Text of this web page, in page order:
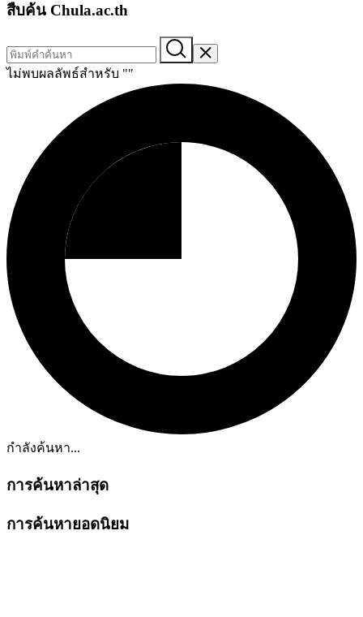
สืบค้น Chula.ac.th
ไม่พบผลลัพธ์สำหรับ ""
กำลังค้นหา...
การค้นหาล่าสุด
การค้นหายอดนิยม